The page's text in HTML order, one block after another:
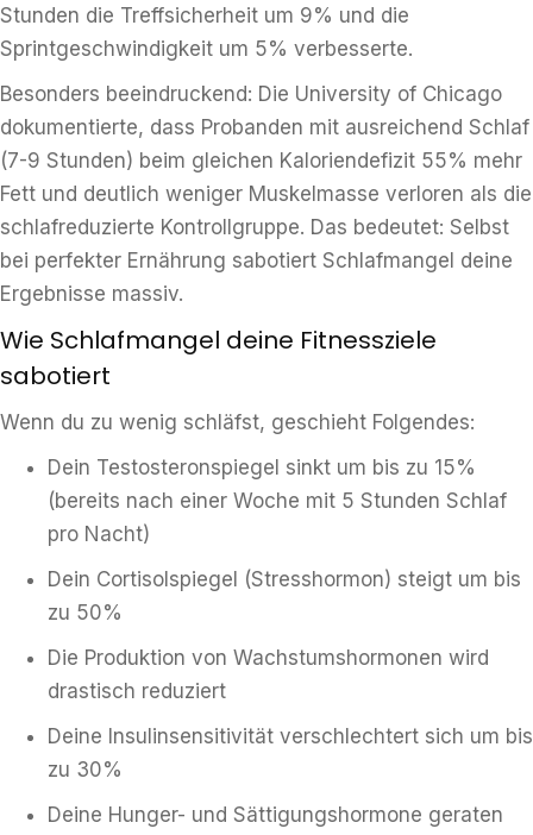
Stunden die Treffsicherheit um 9% und die
Sprintgeschwindigkeit um 5% verbesserte.
Besonders beeindruckend: Die University of Chicago
dokumentierte, dass Probanden mit ausreichend Schlaf
(7-9 Stunden) beim gleichen Kaloriendefizit 55% mehr
Fett und deutlich weniger Muskelmasse verloren als die
schlafreduzierte Kontrollgruppe. Das bedeutet: Selbst
bei perfekter Ernährung sabotiert Schlafmangel deine
Ergebnisse massiv.
Wie Schlafmangel deine Fitnessziele
sabotiert
Wenn du zu wenig schläfst, geschieht Folgendes:
Dein Testosteronspiegel sinkt um bis zu 15%
(bereits nach einer Woche mit 5 Stunden Schlaf
pro Nacht)
Dein Cortisolspiegel (Stresshormon) steigt um bis
zu 50%
Die Produktion von Wachstumshormonen wird
drastisch reduziert
Deine Insulinsensitivität verschlechtert sich um bis
zu 30%
Deine Hunger- und Sättigungshormone geraten